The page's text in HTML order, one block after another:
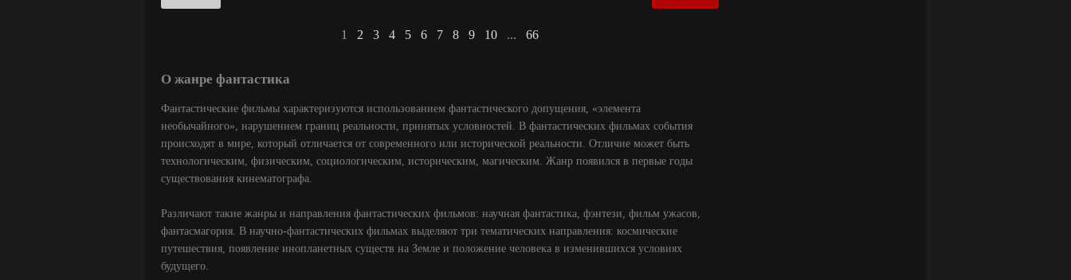
1 2 3 4 5 6 7 8 9 10 ... 66
О жанре фантастика
Фантастические фильмы характеризуются использованием фантастического допущения, «элемента
необычайного», нарушением границ реальности, принятых условностей. В фантастических фильмах события
происходят в мире, который отличается от современного или исторической реальности. Отличие может быть
технологическим, физическим, социологическим, историческим, магическим. Жанр появился в первые годы
существования кинематографа.
Различают такие жанры и направления фантастических фильмов: научная фантастика, фэнтези, фильм ужасов,
фантасмагория. В научно-фантастических фильмах выделяют три тематических направления: космические
путешествия, появление инопланетных существ на Земле и положение человека в изменившихся условиях
будущего.